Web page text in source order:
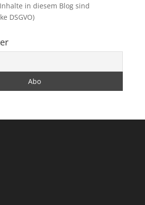
in diesem Blog sind
DSGVO)